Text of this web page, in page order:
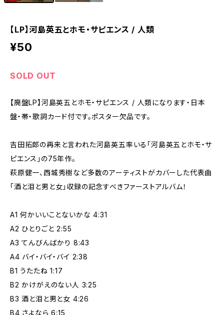
【LP】河島英五とホモ・サピエンス / 人類
¥50
SOLD OUT
【廃盤LP】河島英五とホモ・サピエンス / 人類になります・日本
盤・帯・歌詞カード付です。ポスター欠品です。
吉田拓郎の再来と言われた河島英五率いる「河島英五とホモ・サ
ピエンス」の75年作。
萩原健一、西城秀樹など多数のアーティストがカバーした代表曲
「酒と泪と男と女」収録の記念すべきファーストアルバム！
A1 何かいいことないかな 4:31
A2 ひとりごと 2:55
A3 てんびんばかり 8:43
A4 バイ・バイ・バイ 2:38
B1 うたたね 1:17
B2 かけがえのない人 3:25
B3 酒と泪と男と女 4:26
B4 さよなら 6:15